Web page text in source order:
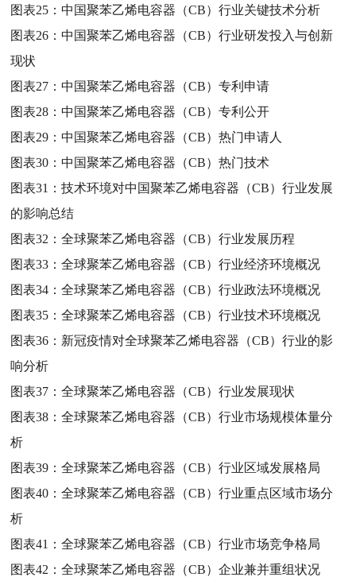
图表25：中国聚苯乙烯电容器（CB）行业关键技术分析
图表26：中国聚苯乙烯电容器（CB）行业研发投入与创新
现状
图表27：中国聚苯乙烯电容器（CB）专利申请
图表28：中国聚苯乙烯电容器（CB）专利公开
图表29：中国聚苯乙烯电容器（CB）热门申请人
图表30：中国聚苯乙烯电容器（CB）热门技术
图表31：技术环境对中国聚苯乙烯电容器（CB）行业发展
的影响总结
图表32：全球聚苯乙烯电容器（CB）行业发展历程
图表33：全球聚苯乙烯电容器（CB）行业经济环境概况
图表34：全球聚苯乙烯电容器（CB）行业政法环境概况
图表35：全球聚苯乙烯电容器（CB）行业技术环境概况
图表36： 新冠疫情对全球聚苯乙烯电容器（CB）行业的影
响分析
图表37：全球聚苯乙烯电容器（CB）行业发展现状
图表38：全球聚苯乙烯电容器（CB）行业市场规模体量分
析
图表39：全球聚苯乙烯电容器（CB）行业区域发展格局
图表40：全球聚苯乙烯电容器（CB）行业重点区域市场分
析
图表41：全球聚苯乙烯电容器（CB）行业市场竞争格局
图表42：全球聚苯乙烯电容器（CB）企业兼并重组状况